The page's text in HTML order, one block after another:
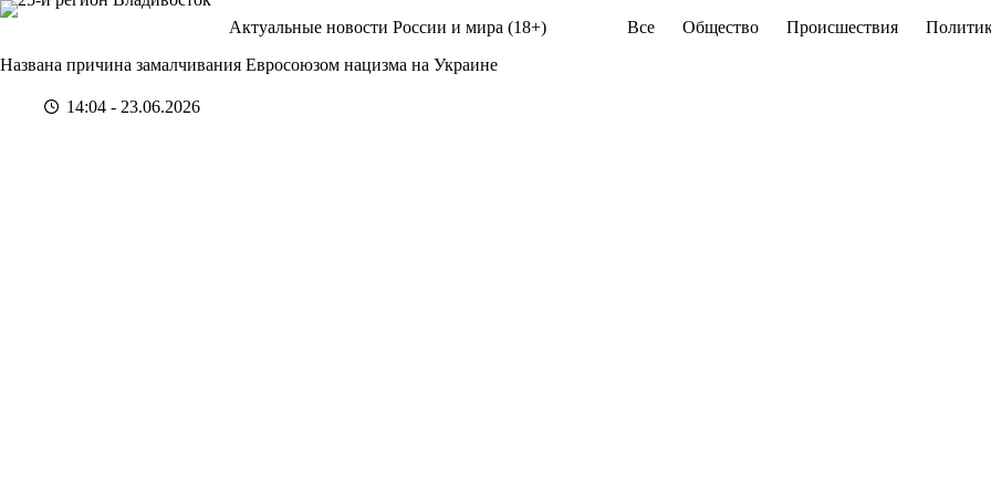
Перейти
Актуальные новости России и мира (18+) Все Общество Происшествия
Названа причина замалчивания Евросоюзом нацизма на Украине
14:04 - 23.06.2026